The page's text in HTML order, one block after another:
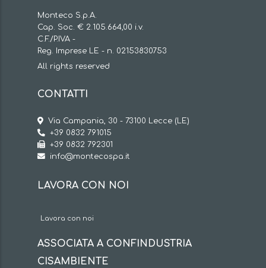
Monteco S.p.A.
Cap. Soc. € 2.105.664,00 i.v.
C.F./P.IVA -
Reg. Imprese LE - n. 02153830753
All rights reserved
CONTATTI
Via Campania, 30 - 73100 Lecce (LE)
+39 0832 791015
+39 0832 792301
info@montecospa.it
LAVORA CON NOI
Lavora con noi
ASSOCIATA A CONFINDUSTRIA
CISAMBIENTE